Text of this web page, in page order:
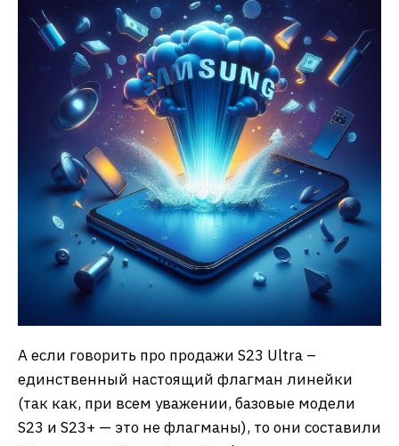
А если говорить про продажи S23 Ultra –
единственный настоящий флагман линейки
(так как, при всем уважении, базовые модели
S23 и S23+ — это не флагманы), то они составили